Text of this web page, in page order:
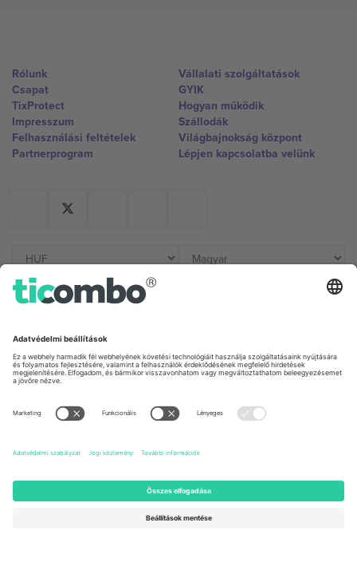
Rólunk
Csapat
TixProtect
Impresszum
Felhasználási feltételek
Partnerprogram
Vállalati szolgáltatások
GYIK
Hogyan működik
Szállodák
Világbajnokság központ
Lépjen kapcsolatba velünk
Germany
Unter den Linden 24, 10117
Berlin, Germany
United Kingdom
167 City Road, London, Greater
Newark, Delaware 19713, United
States
Engelberg, Switzerland